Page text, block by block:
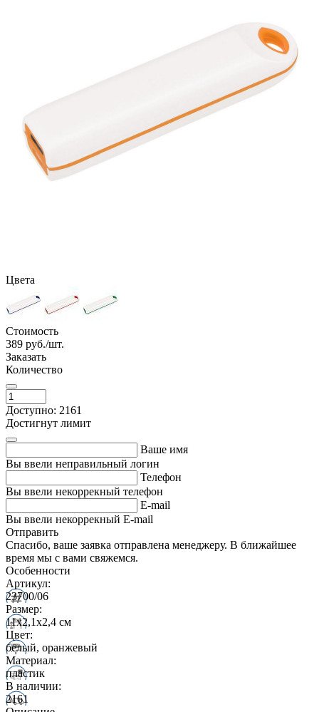
Цвета
Стоимость
389 руб./шт.
Заказать
Количество
Доступно: 2161
Достигнут лимит
Ваше имя
Вы ввели неправильный логин
Телефон
Вы ввели некоррекный телефон
E-mail
Вы ввели некоррекный E-mail
Отправить
Спасибо, ваше заявка отправлена менеджеру. В ближайшее
время мы с вами свяжемся.
Особенности
Артикул:
23700/06
Размер:
11х2,1х2,4 см
Цвет:
белый, оранжевый
Материал:
пластик
В наличии:
2161